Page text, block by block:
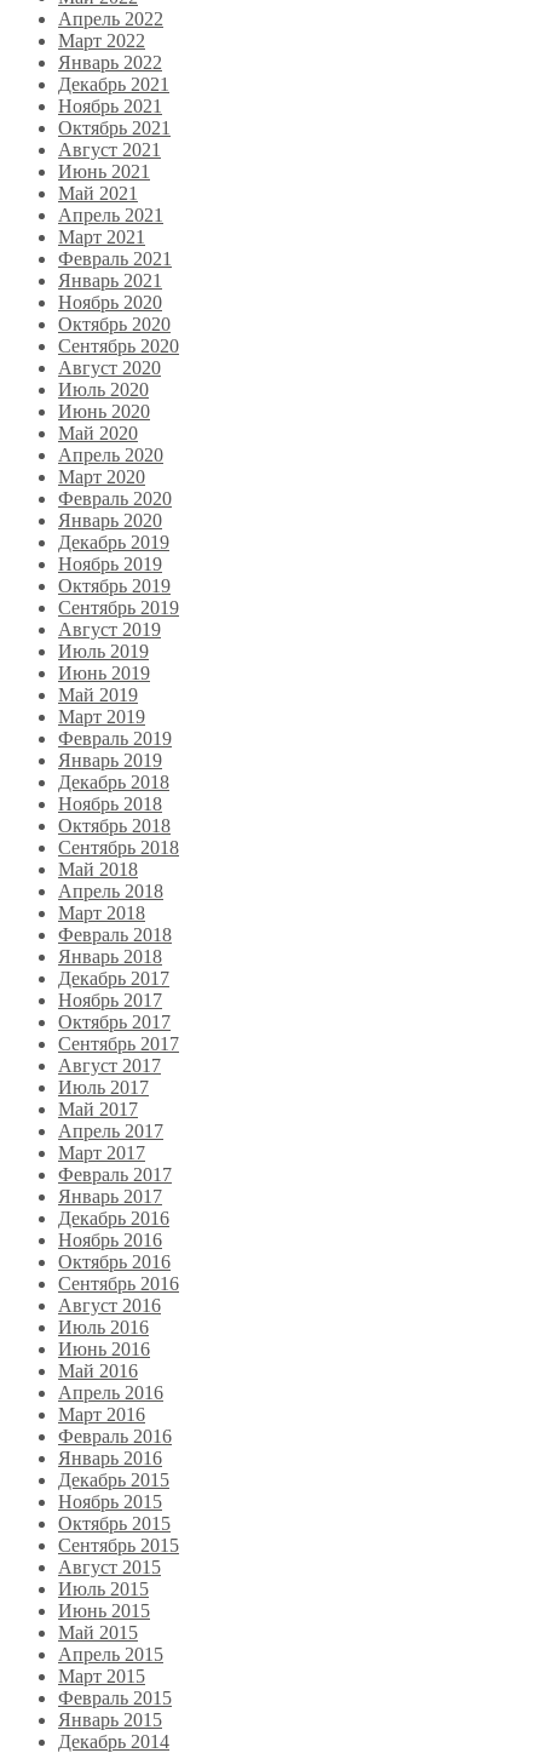
Апрель 2022
Март 2022
Январь 2022
Декабрь 2021
Ноябрь 2021
Октябрь 2021
Август 2021
Июнь 2021
Май 2021
Апрель 2021
Март 2021
Февраль 2021
Январь 2021
Ноябрь 2020
Октябрь 2020
Сентябрь 2020
Август 2020
Июль 2020
Июнь 2020
Май 2020
Апрель 2020
Март 2020
Февраль 2020
Январь 2020
Декабрь 2019
Ноябрь 2019
Октябрь 2019
Сентябрь 2019
Август 2019
Июль 2019
Июнь 2019
Май 2019
Март 2019
Февраль 2019
Январь 2019
Декабрь 2018
Ноябрь 2018
Октябрь 2018
Сентябрь 2018
Май 2018
Апрель 2018
Март 2018
Февраль 2018
Январь 2018
Декабрь 2017
Ноябрь 2017
Октябрь 2017
Сентябрь 2017
Август 2017
Июль 2017
Май 2017
Апрель 2017
Март 2017
Февраль 2017
Январь 2017
Декабрь 2016
Ноябрь 2016
Октябрь 2016
Сентябрь 2016
Август 2016
Июль 2016
Июнь 2016
Май 2016
Апрель 2016
Март 2016
Февраль 2016
Январь 2016
Декабрь 2015
Ноябрь 2015
Октябрь 2015
Сентябрь 2015
Август 2015
Июль 2015
Июнь 2015
Май 2015
Апрель 2015
Март 2015
Февраль 2015
Январь 2015
Декабрь 2014